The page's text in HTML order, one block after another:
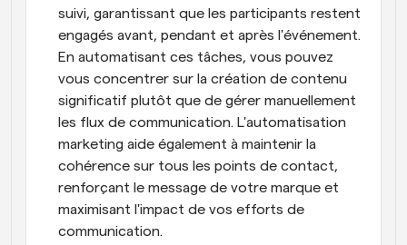
suivi, garantissant que les participants restent
engagés avant, pendant et après l'événement.
En automatisant ces tâches, vous pouvez
vous concentrer sur la création de contenu
significatif plutôt que de gérer manuellement
les flux de communication. L'automatisation
marketing aide également à maintenir la
cohérence sur tous les points de contact,
renforçant le message de votre marque et
maximisant l'impact de vos efforts de
communication.